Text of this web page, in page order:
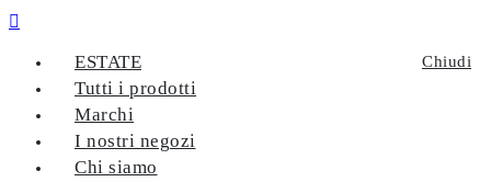

Chiudi
ESTATE
Tutti i prodotti
Marchi
I nostri negozi
Chi siamo